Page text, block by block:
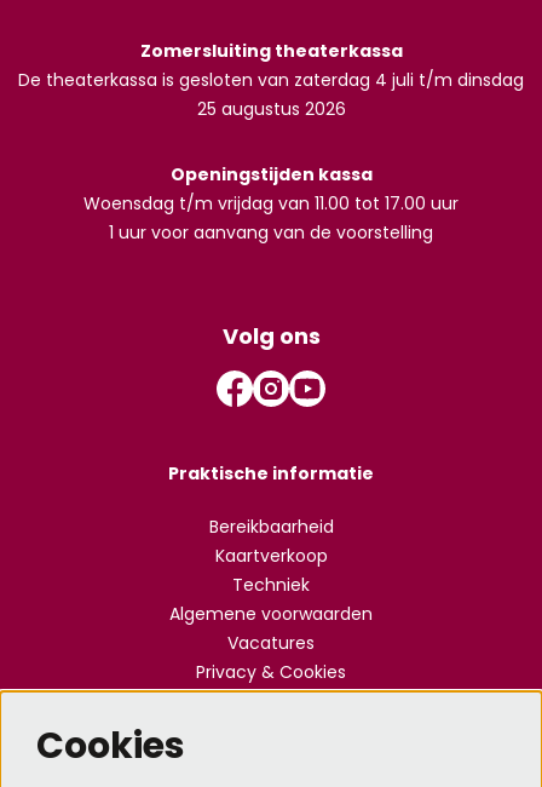
Zomersluiting theaterkassa
De theaterkassa is gesloten van zaterdag 4 juli t/m dinsdag
25 augustus 2026
Openingstijden kassa
Woensdag t/m vrijdag van 11.00 tot 17.00 uur
1 uur voor aanvang van de voorstelling
Volg ons
Praktische informatie
Bereikbaarheid
Kaartverkoop
Techniek
Algemene voorwaarden
Vacatures
Privacy & Cookies
Meld je aan voor de nieuwsbrief
Cookies